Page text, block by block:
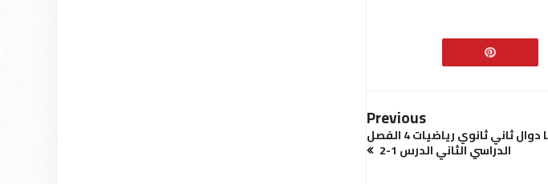
Previous
المتتابعات بوصفها دوال ثاني ثانوي رياضيات 4 الفصل
الدراسي الثاني الدرس 1-2